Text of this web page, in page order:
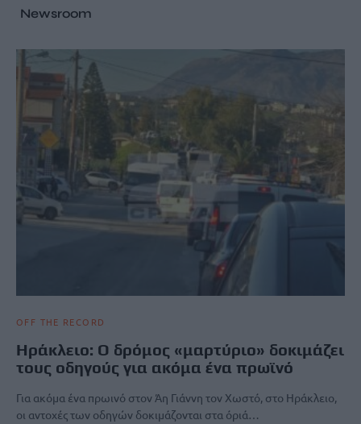
Newsroom
OFF THE RECORD
Ηράκλειο: Ο δρόμος «μαρτύριο» δοκιμάζει
τους οδηγούς για ακόμα ένα πρωϊνό
Για ακόμα ένα πρωινό στον Άη Γιάννη τον Χωστό, στο Ηράκλειο,
οι αντοχές των οδηγών δοκιμάζονται στα όριά…